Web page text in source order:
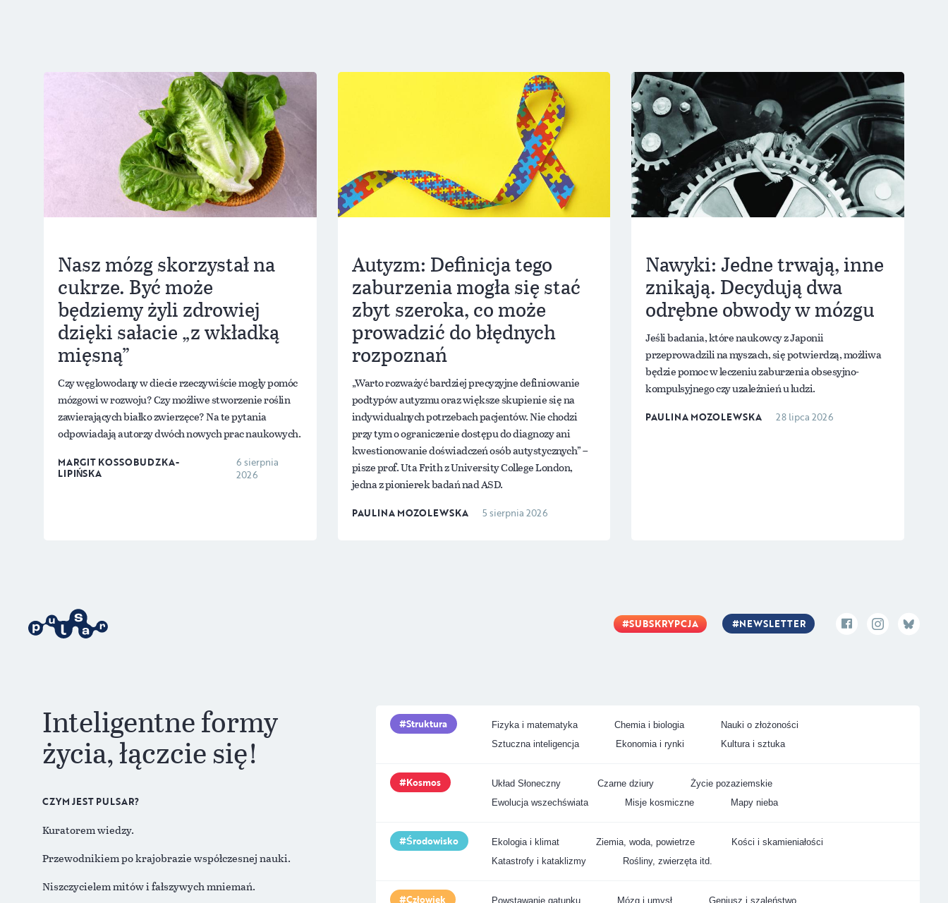
Nasz mózg skorzystał na
cukrze. Być może
będziemy żyli zdrowiej
dzięki sałacie „z wkładką
mięsną”
Czy węglowodany w diecie rzeczywiście mogły pomóc
mózgowi w rozwoju? Czy możliwe stworzenie roślin
zawierających białko zwierzęce? Na te pytania
odpowiadają autorzy dwóch nowych prac naukowych.
MARGIT KOSSOBUDZKA-
LIPIŃSKA
6 sierpnia
2026
Autyzm: Definicja tego
zaburzenia mogła się stać
zbyt szeroka, co może
prowadzić do błędnych
rozpoznań
„Warto rozważyć bardziej precyzyjne definiowanie
podtypów autyzmu oraz większe skupienie się na
indywidualnych potrzebach pacjentów. Nie chodzi
przy tym o ograniczenie dostępu do diagnozy ani
kwestionowanie doświadczeń osób autystycznych” –
pisze prof. Uta Frith z University College London,
jedna z pionierek badań nad ASD.
PAULINA MOZOLEWSKA 5 sierpnia 2026
Nawyki: Jedne trwają, inne
znikają. Decydują dwa
odrębne obwody w mózgu
Jeśli badania, które naukowcy z Japonii
przeprowadzili na myszach, się potwierdzą, możliwa
będzie pomoc w leczeniu zaburzenia obsesyjno-
kompulsyjnego czy uzależnień u ludzi.
PAULINA MOZOLEWSKA 28 lipca 2026
SUBSKRYPCJA NEWSLETTER
Inteligentne formy
życia, łączcie się!
CZYM JEST PULSAR?
Kuratorem wiedzy.
Przewodnikiem po krajobrazie współczesnej nauki.
Niszczycielem mitów i fałszywych mniemań.
Struktura Fizyka i matematyka Chemia i biologia
Nauki o złożoności
Sztuczna inteligencja
Ekonomia i rynki Kultura i sztuka
Kosmos Układ Słoneczny Czarne dziury
Życie pozaziemskie
Ewolucja wszechświata
Misje kosmiczne Mapy nieba
Środowisko Ekologia i klimat Ziemia, woda, powietrze
Kości i skamieniałości
Katastrofy i kataklizmy
Rośliny, zwierzęta itd.
Człowiek Powstawanie gatunku Mózg i umysł Geniusz i szaleństwo